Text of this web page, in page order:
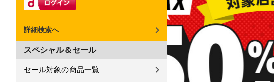
詳細検索へ
スペシャル＆セール
セール対象の商品一覧